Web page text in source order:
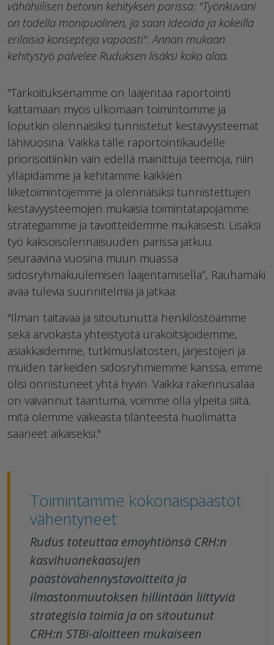
vähähiilisen betonin kehityksen parissa: "Työnkuvani
on todella monipuolinen, ja saan ideoida ja kokeilla
erilaisia konsepteja vapaasti".Annan mukaan
kehitystyö palvelee Ruduksen lisäksi koko alaa.
"Tarkoituksenamme on laajentaa raportointi
kattamaan myös ulkomaan toimintomme ja
loputkin olennaisiksi tunnistetut kestävyysteemat
lähivuosina. Vaikka tälle raportointikaudelle
priorisoitiinkin vain edellä mainittuja teemoja, niin
ylläpidämme ja kehitämme kaikkien
liiketoimintojemme ja olennaisiksi tunnistettujen
kestävyysteemojen mukaisia toimintatapojamme
strategiamme ja tavoitteidemme mukaisesti. Lisäksi
työ kaksoisolennaisuuden parissa jatkuu
seuraavina vuosina muun muassa
sidosryhmäkuulemisen laajentamisella”, Rauhamäki
avaa tulevia suunnitelmia ja jatkaa:
"Ilman taitavaa ja sitoutunutta henkilöstöämme
sekä arvokasta yhteistyötä urakoitsijoidemme,
asiakkaidemme, tutkimuslaitosten, järjestöjen ja
muiden tärkeiden sidosryhmiemme kanssa, emme
olisi onnistuneet yhtä hyvin. Vaikka rakennusalaa
on vaivannut taantuma, voimme olla ylpeitä siitä,
mitä olemme vaikeasta tilanteesta huolimatta
saaneet aikaiseksi."
Toimintamme kokonaispäästöt
vähentyneet
Rudus toteuttaa emoyhtiönsä CRH:n
kasvihuonekaasujen
päästövähennystavoitteita ja
ilmastonmuutoksen hillintään liittyviä
strategisia toimia ja on sitoutunut
CRH:n STBi-aloitteen mukaiseen